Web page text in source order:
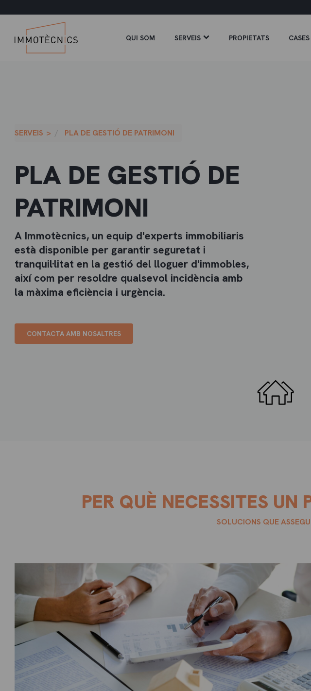
QUI SOM SERVEIS PROPIETATS
SERVEIS PLA DE GESTIÓ DE PATRIMONI
PLA DE GESTIÓ DE
PATRIMONI
A Immotècnics, un equip d'experts immobiliaris
està disponible per garantir seguretat i
tranquil·litat en la gestió del lloguer d'immobles,
així com per resoldre qualsevol incidència amb
la màxima eficiència i urgència.
CONTACTA AMB NOSALTRES
PER QUÈ NECESSITES UN
SOLUCIONS QUE